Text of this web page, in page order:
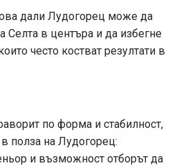
дали Лудогорец може да
Селта в центъра и да избегне
често костват резултати в
по форма и стабилност,
полза на Лудогорец:
и възможност отборът да